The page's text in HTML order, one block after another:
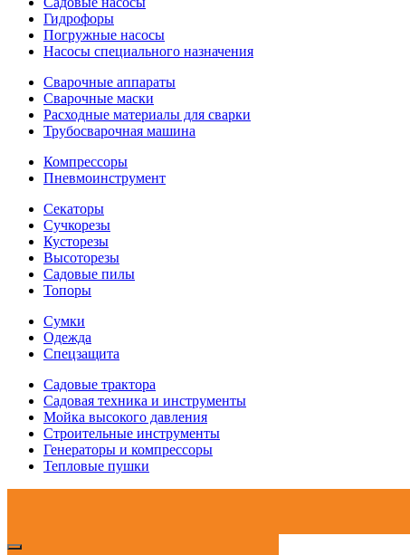
Гидрофоры
Погружные насосы
Насосы специального назначения
Сварочные аппараты
Сварочные маски
Расходные материалы для сварки
Трубосварочная машина
Компрессоры
Пневмоинструмент
Секаторы
Сучкорезы
Кусторезы
Высоторезы
Садовые пилы
Топоры
Сумки
Одежда
Спецзащита
Садовые трактора
Садовая техника и инструменты
Мойка высокого давления
Строительные инструменты
Генераторы и компрессоры
Тепловые пушки